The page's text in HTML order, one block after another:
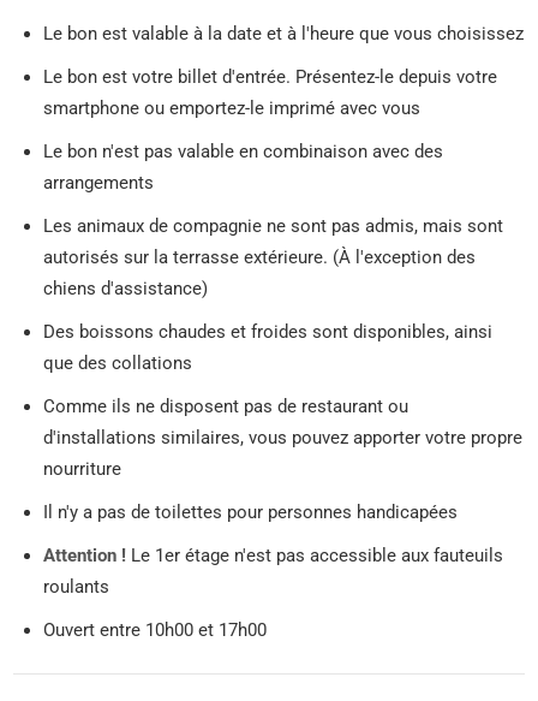
Le bon est valable à la date et à l'heure que vous choisissez
Le bon est votre billet d'entrée. Présentez-le depuis votre
smartphone ou emportez-le imprimé avec vous
Le bon n'est pas valable en combinaison avec des
arrangements
Les animaux de compagnie ne sont pas admis, mais sont
autorisés sur la terrasse extérieure. (À l'exception des
chiens d'assistance)
Des boissons chaudes et froides sont disponibles, ainsi
que des collations
Comme ils ne disposent pas de restaurant ou
d'installations similaires, vous pouvez apporter votre propre
nourriture
Il n'y a pas de toilettes pour personnes handicapées
Attention ! Le 1er étage n'est pas accessible aux fauteuils
roulants
Ouvert entre 10h00 et 17h00